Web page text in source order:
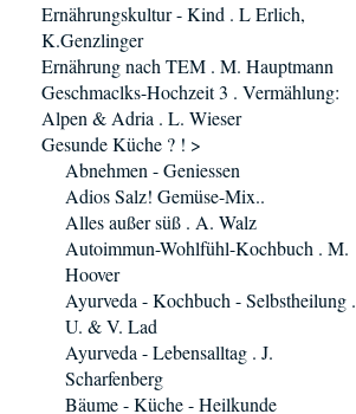
Ernährungskultur - Kind . L Erlich,
K.Genzlinger
Ernährung nach TEM . M. Hauptmann
Geschmaclks-Hochzeit 3 . Vermählung:
Alpen & Adria . L. Wieser
Gesunde Küche ? ! >
Abnehmen - Geniessen
Adios Salz! Gemüse-Mix..
Alles außer süß . A. Walz
Autoimmun-Wohlfühl-Kochbuch . M.
Hoover
Ayurveda - Kochbuch - Selbstheilung .
U. & V. Lad
Ayurveda - Lebensalltag . J.
Scharfenberg
Bäume - Küche - Heilkunde